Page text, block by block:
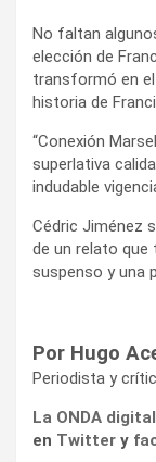
No faltan
elección de
transformó en
historia de
“Conexión
superlativa
indudable
Cédric Jiménez
de un relato que
suspenso y una
Por Hugo
Periodista y
La ONDA digital
en Twitter y